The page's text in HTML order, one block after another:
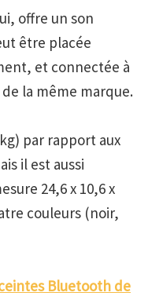
offre un son
être placée
et connectée à
la même marque.
par rapport aux
il est aussi
24,6 x 10,6 x
couleurs (noir,
Bluetooth de